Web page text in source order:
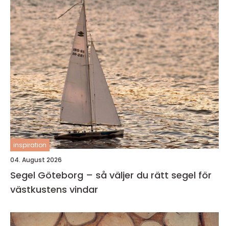
inspiration
04. August 2026
Segel Göteborg – så väljer du rätt segel för
västkustens vindar